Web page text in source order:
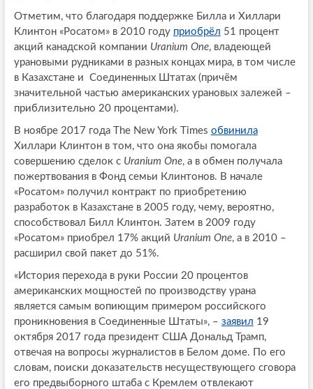
Отметим, что благодаря поддержке Билла и Хиллари
Клинтон «Росатом» в 2010 году приобрёл 51 процент
акций канадской компании Uranium One, владеющей
урановыми рудниками в разных концах мира, в том числе
в Казахстане и Соединенных Штатах (причём
значительной частью американских урановых залежей –
приблизительно 20 процентами).
В ноябре 2017 года The New York Times обвинила
Хиллари Клинтон в том, что она якобы помогала
совершению сделок с Uranium One, а в обмен получала
пожертвования в Фонд семьи Клинтонов. В начале
«Росатом» получил контракт по приобретению
разработок в Казахстане в 2005 году, чему, вероятно,
способствовал Билл Клинтон. Затем в 2009 году
«Росатом» приобрел 17% акций Uranium One, а в 2010 –
расширил свой пакет до 51%.
«История перехода в руки России 20 процентов
американских мощностей по производству урана
является самым вопиющим примером российского
проникновения в Соединенные Штаты», – заявил 19
октября 2017 года президент США Дональд Трамп,
отвечая на вопросы журналистов в Белом доме. По его
словам, поиски доказательств несуществующего сговора
его предвыборного штаба с Кремлем отвлекают